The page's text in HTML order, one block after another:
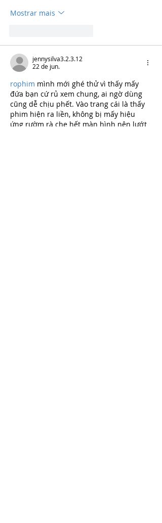
Mostrar mais
jennysilva3.2.3.12
22 de jun.
rophim mình mới ghé thử vì thấy mấy
đứa bạn cứ rủ xem chung, ai ngờ dùng
cũng dễ chịu phết. Vào trang cái là thấy
phim hiện ra liền, không bị mấy hiệu
ứng rườm rà che hết màn hình nên lướt